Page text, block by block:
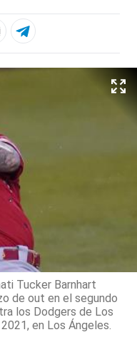
Tucker Barnhart
de out en el segundo
los Dodgers de Los
en Los Ángeles.